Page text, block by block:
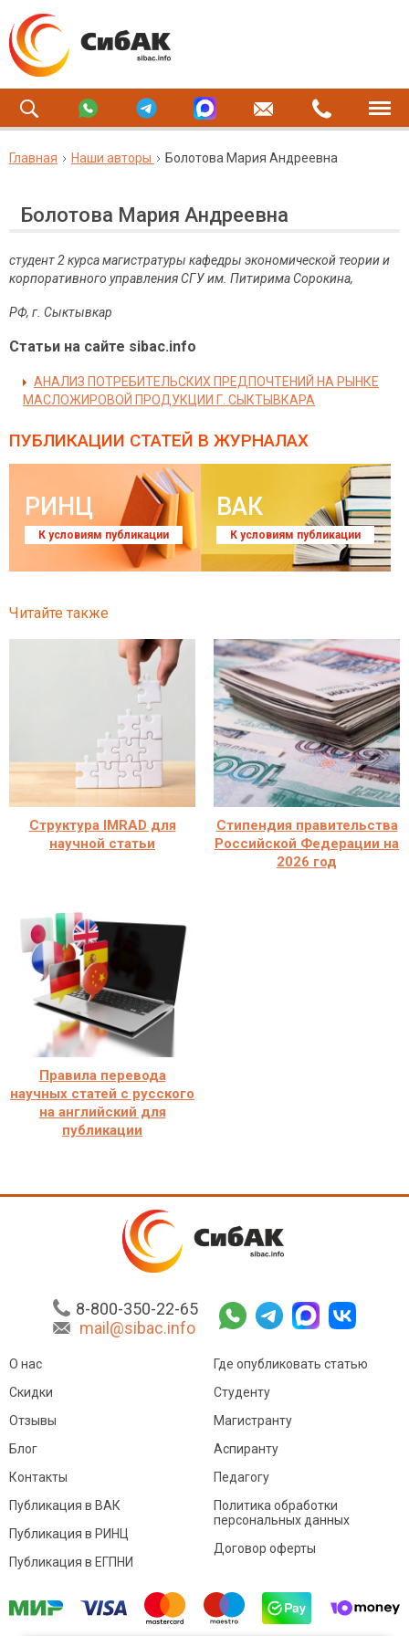
Главная Наши авторы Болотова Мария Андреевна
Болотова Мария Андреевна
студент 2 курса магистратуры кафедры экономической теории и
корпоративного управления СГУ им. Питирима Сорокина,
РФ, г. Сыктывкар
Статьи на сайте sibac.info
АНАЛИЗ ПОТРЕБИТЕЛЬСКИХ ПРЕДПОЧТЕНИЙ НА РЫНКЕ
МАСЛОЖИРОВОЙ ПРОДУКЦИИ Г. СЫКТЫВКАРА
ПУБЛИКАЦИИ СТАТЕЙ В ЖУРНАЛАХ
РИНЦ
К условиям публикации
ВАК
К условиям публикации
Читайте также
Структура IMRAD для
научной статьи
Стипендия правительства
Российской Федерации на
2026 год
Правила перевода
научных статей с русского
на английский для
публикации
8-800-350-22-65
mail@sibac.info
О нас
Скидки
Отзывы
Блог
Контакты
Где опубликовать статью
Студенту
Магистранту
Аспиранту
Педагогу
Публикация в ВАК
Публикация в РИНЦ
Публикация в ЕГПНИ
Политика обработки
персональных данных
Договор оферты